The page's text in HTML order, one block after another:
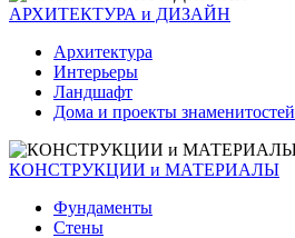
АРХИТЕКТУРА и ДИЗАЙН
Архитектура
Интерьеры
Ландшафт
Дома и проекты знаменитостей
КОНСТРУКЦИИ и МАТЕРИАЛЫ
Фундаменты
Стены